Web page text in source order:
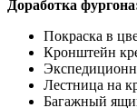
Доработка
Покраска в
Кронштейн
Лестница на
Багажный